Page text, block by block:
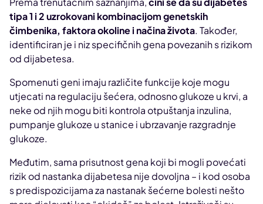
tipa 1 i 2 uzrokovani kombinacijom genetskih
čimbenika, faktora okoline i načina života. Također,
identificiran je i niz specifičnih gena povezanih s rizikom
od dijabetesa.
Spomenuti geni imaju različite funkcije koje mogu
utjecati na regulaciju šećera, odnosno glukoze u krvi, a
neke od njih mogu biti kontrola otpuštanja inzulina,
pumpanje glukoze u stanice i ubrzavanje razgradnje
glukoze.
Međutim, sama prisutnost gena koji bi mogli povećati
rizik od nastanka dijabetesa nije dovoljna – i kod osoba
s predispozicijama za nastanak šećerne bolesti nešto